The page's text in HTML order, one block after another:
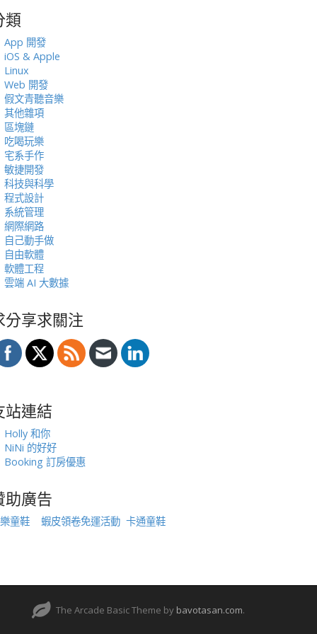
類
App 開發
iOS & Apple
Linux
Web 開發
假文青聽音樂
其他雜項
區塊鏈
吃喝玩樂
宅系手作
敏捷開發
科技與科學
程式設計
系統管理
網際網路
自己動手做
自由軟體
軟體工程
雲端 AI 大數據
分享求關注
站連結
Holly 和你
NiNi 的好好
Booking 訂房優惠
助廣告
童鞋 蝦皮領卷免運活動 卡通童鞋
The Arcade Basic Theme by bavotasan.com.